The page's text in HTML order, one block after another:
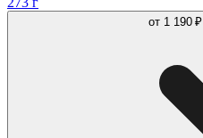
от 1 190 ₽